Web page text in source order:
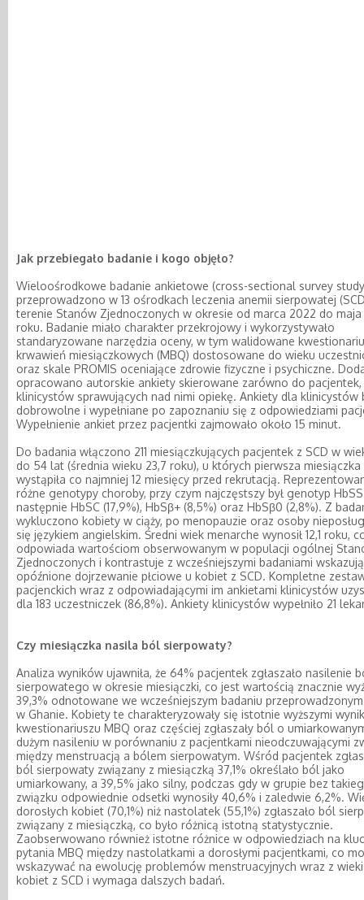
Jak przebiegało badanie i kogo objęło?
Wieloośrodkowe badanie ankietowe (cross-sectional survey
przeprowadzono w 13 ośrodkach leczenia anemii sierpowatej
terenie Stanów Zjednoczonych w okresie od marca 2022 do
roku. Badanie miało charakter przekrojowy i wykorzystywało
standaryzowane narzędzia oceny, w tym walidowane
krwawień miesiączkowych (MBQ) dostosowane do wieku
oraz skale PROMIS oceniające zdrowie fizyczne i psychiczne.
opracowano autorskie ankiety skierowane zarówno do
klinicystów sprawujących nad nimi opiekę. Ankiety dla klinicystów
dobrowolne i wypełniane po zapoznaniu się z odpowiedziami
Wypełnienie ankiet przez pacjentki zajmowało około 15 minut.
Do badania włączono 211 miesiączkujących pacjentek z SCD w
do 54 lat (średnia wieku 23,7 roku), u których pierwsza miesiączka
wystąpiła co najmniej 12 miesięcy przed rekrutacją.
różne genotypy choroby, przy czym najczęstszy był genotyp HbSS
następnie HbSC (17,9%), HbSβ+ (8,5%) oraz HbSβ0 (2,8%). Z
wykluczono kobiety w ciąży, po menopauzie oraz osoby
się językiem angielskim. Średni wiek menarche wynosił 12,1 roku,
odpowiada wartościom obserwowanym w populacji ogólnej
Zjednoczonych i kontrastuje z wcześniejszymi badaniami
opóźnione dojrzewanie płciowe u kobiet z SCD. Kompletne
pacjenckich wraz z odpowiadającymi im ankietami klinicystów
dla 183 uczestniczek (86,8%). Ankiety klinicystów wypełniło 21
Czy miesiączka nasila ból sierpowaty?
Analiza wyników ujawniła, że 64% pacjentek zgłaszało nasilenie
sierpowatego w okresie miesiączki, co jest wartością znacznie
39,3% odnotowane we wcześniejszym badaniu
w Ghanie. Kobiety te charakteryzowały się istotnie wyższymi
kwestionariuszu MBQ oraz częściej zgłaszały ból o
dużym nasileniu w porównaniu z pacjentkami nieodczuwającymi
między menstruacją a bólem sierpowatym. Wśród pacjentek
ból sierpowaty związany z miesiączką 37,1% określało ból jako
umiarkowany, a 39,5% jako silny, podczas gdy w grupie bez
związku odpowiednie odsetki wynosiły 40,6% i zaledwie 6,2%.
dorosłych kobiet (70,1%) niż nastolatek (55,1%) zgłaszało ból
związany z miesiączką, co było różnicą istotną statystycznie.
Zaobserwowano również istotne różnice w odpowiedziach na
pytania MBQ między nastolatkami a dorosłymi pacjentkami, co
wskazywać na ewolucję problemów menstruacyjnych wraz z
kobiet z SCD i wymaga dalszych badań.